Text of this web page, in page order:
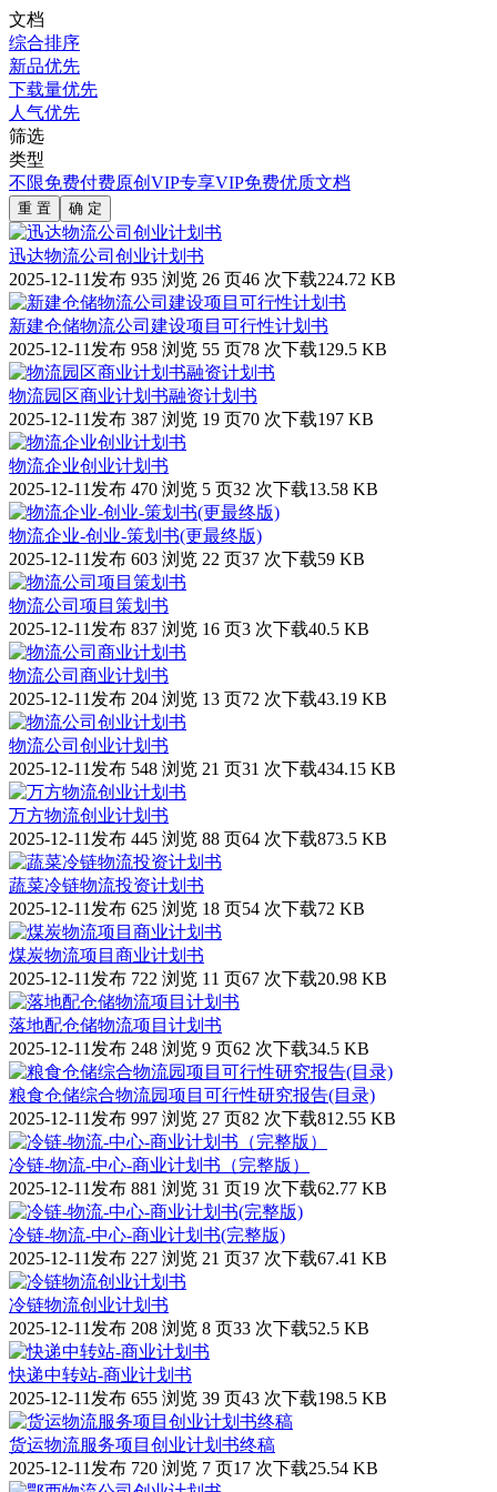
文档
综合排序
新品优先
下载量优先
人气优先
筛选
类型
不限免费付费原创 VIP专享VIP免费优质文档
重 置 确 定
迅达物流公司创业计划书
2025-12-11发布 935 浏览 26 页46 次下载224.72 KB
新建仓储物流公司建设项目可行性计划书
2025-12-11发布 958 浏览 55 页78 次下载129.5 KB
物流园区商业计划书融资计划书
2025-12-11发布 387 浏览 19 页70 次下载197 KB
物流企业创业计划书
2025-12-11发布 470 浏览 5 页32 次下载13.58 KB
物流企业-创业-策划书(更最终版)
2025-12-11发布 603 浏览 22 页37 次下载59 KB
物流公司项目策划书
2025-12-11发布 837 浏览 16 页3 次下载40.5 KB
物流公司商业计划书
2025-12-11发布 204 浏览 13 页72 次下载43.19 KB
物流公司创业计划书
2025-12-11发布 548 浏览 21 页31 次下载434.15 KB
万方物流创业计划书
2025-12-11发布 445 浏览 88 页64 次下载873.5 KB
蔬菜冷链物流投资计划书
2025-12-11发布 625 浏览 18 页54 次下载72 KB
煤炭物流项目商业计划书
2025-12-11发布 722 浏览 11 页67 次下载20.98 KB
落地配仓储物流项目计划书
2025-12-11发布 248 浏览 9 页62 次下载34.5 KB
粮食仓储综合物流园项目可行性研究报告(目录)
2025-12-11发布 997 浏览 27 页82 次下载812.55 KB
冷链-物流-中心-商业计划书（完整版）
2025-12-11发布 881 浏览 31 页19 次下载62.77 KB
冷链-物流-中心-商业计划书(完整版)
2025-12-11发布 227 浏览 21 页37 次下载67.41 KB
冷链物流创业计划书
2025-12-11发布 208 浏览 8 页33 次下载52.5 KB
快递中转站-商业计划书
2025-12-11发布 655 浏览 39 页43 次下载198.5 KB
货运物流服务项目创业计划书终稿
2025-12-11发布 720 浏览 7 页17 次下载25.54 KB